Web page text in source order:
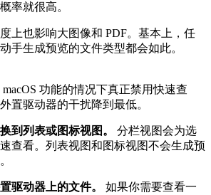
率就很高。
上也影响大图像和 PDF。基本上，任
手生成预览的文件类型都会如此。
功能的情况下真正禁用快速查
置驱动器的干扰降到最低。
到列表或图标视图。
分栏视图会为选
查看。列表视图和图标视图不会生成预
驱动器上的文件。
如果你需要查看一